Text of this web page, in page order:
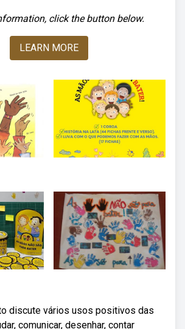
click the button below.
LEARN MORE
discute vários usos positivos das
comunicar, desenhar, contar